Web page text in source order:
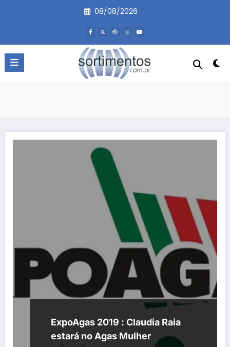
08/08/2026
ExpoAgas 2019 : Claudia Raia
estará no Agas Mulher